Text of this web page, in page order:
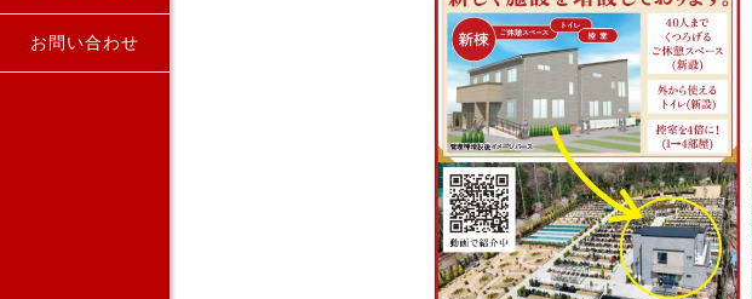
お問い合わせ